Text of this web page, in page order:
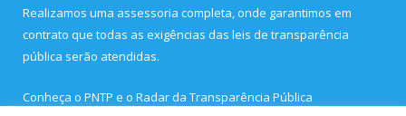
Realizamos uma assessoria completa, onde garantimos em
contrato que todas as exigências das leis de transparência
pública serão atendidas.
Conheça o PNTP e o Radar da Transparência Pública